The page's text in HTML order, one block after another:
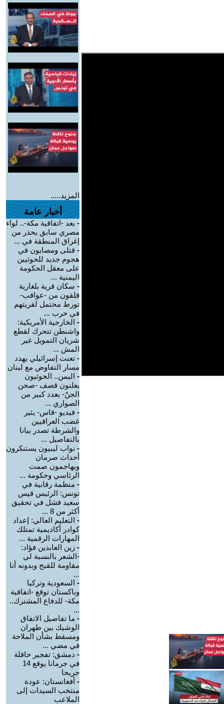
المزيد.....
أخبار عامة
- بعد -اتفاقية مكة-.. لواء
مصري سابق يحذر من
إغراق المنطقة في ...
- قتلى ومصابون في
هجوم جديد للحوثيين
على معقل الحكومة
اليمنية ...
- سكان قرية بلغارية
قلقون من -عواقب-
تورط محتمل لقريتهم
في حرب ...
- الخارجية الأمريكية:
واشنطن تتحرك لقطع
شريان التمويل غير
المش ...
- تعنت إسرائيلي يهدد
مسار التفاوض مع لبنان
- اليمن.. الحوثيون
يعلنون قصف -صحن
الجنّ- بعدد كبير من
الصواري ...
- فيديو -قاس- يثير
غضب العراقيين
والشرطة تصدر بيانا
بالتفاصيل ...
- نواب ليبيون يستنكرون
أحداث صرمان
ويهاجمون صمت
الرئاسي وحكومة ...
- منظمة رقابية في
تونس: الرئيس قيس
سعيد فشل في تحقيق
أكثر من 8 ...
- التعليم العالي: إعداد
كوادر أكاديمية تمتلك
المهارات الرقمية ...
- زين العابدين فؤاد:
-الشعر بالنسبة لي
مقاومة للقبح وبدونه أنا
...
- السعودية وتركيا
وباكستان توقع -اتفاقية
مكة- للدفاع المشترك..
...
- ما تفاصيل الاتفاق
الوشيك بين طهران
ومسقط بشأن الملاحة
في مضي ...
- دمشق: تفجير حافلة
في جرمانا يوقع 14
جريحا
- أفغانستان: عودة
منتخب السيدات إلى
الملاعب